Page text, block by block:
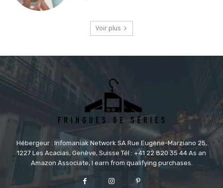
Voir plus
Hébergeur : Infomaniak Network SA Rue Eugène-Marziano 25,
1227 Les Acacias, Genève, Suisse Tél : +41 22 820 35 44 As an
Amazon Associate, I earn from qualifying purchases.